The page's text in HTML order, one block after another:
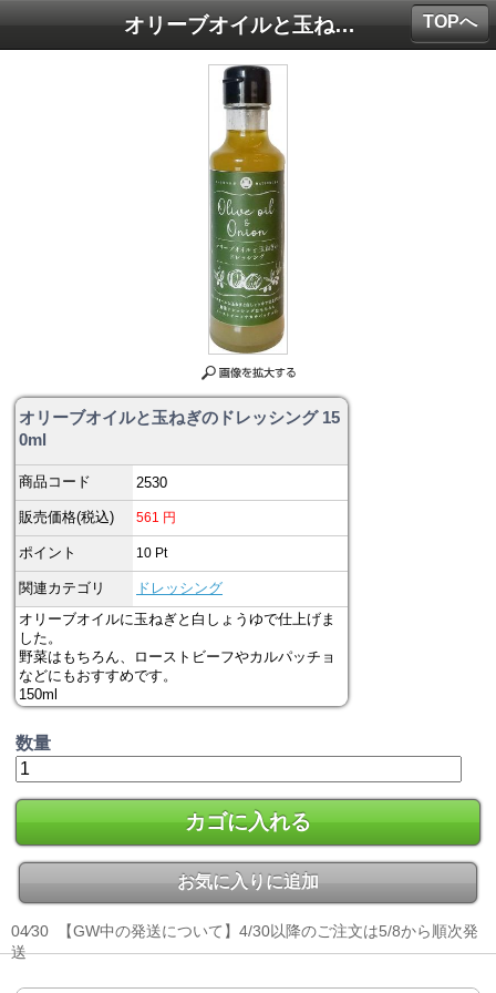
オリーブオイルと玉ねぎのドレッシング 150ml
オリーブオイルと玉ねぎのドレッシング 15
0ml
商品コード 2530
販売価格(税込) 561 円
ポイント 10 Pt
関連カテゴリ
ドレッシング
オリーブオイルに玉ねぎと白しょうゆで仕上げま
した。
野菜はもちろん、ローストビーフやカルパッチョ
などにもおすすめです。
150ml
数量
カゴに入れる
お気に入りに追加
04⁄30【GW中の発送について】4/30以降のご注文は5/8から順次発
送
TOPへ